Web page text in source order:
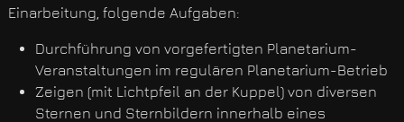
Einarbeitung, folgende Aufgaben:
Durchführung von vorgefertigten Planetarium-
Veranstaltungen im regulären Planetarium-Betrieb
Zeigen (mit Lichtpfeil an der Kuppel) von diversen
Sternen und Sternbildern innerhalb eines